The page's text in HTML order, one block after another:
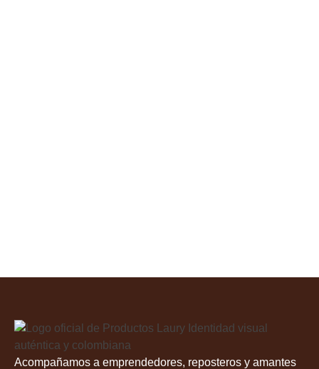
Acompañamos a emprendedores, reposteros y amantes